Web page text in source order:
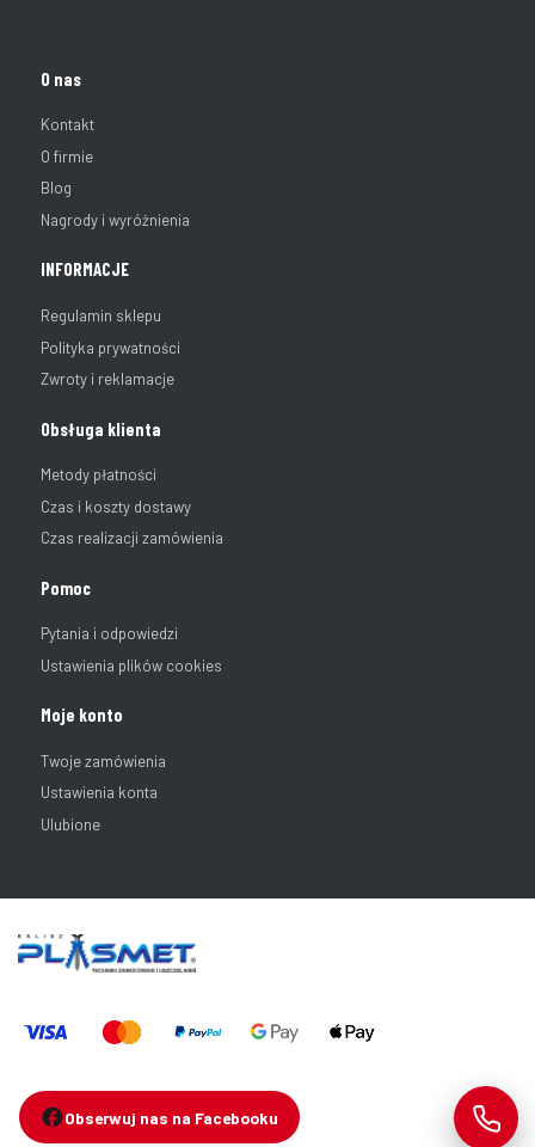
Linki w stopce
O nas
Kontakt
O firmie
Blog
Nagrody i wyróżnienia
INFORMACJE
Regulamin sklepu
Polityka prywatności
Zwroty i reklamacje
Obsługa klienta
Metody płatności
Czas i koszty dostawy
Czas realizacji zamówienia
Pomoc
Pytania i odpowiedzi
Ustawienia plików cookies
Moje konto
Twoje zamówienia
Ustawienia konta
Ulubione
Obserwuj nas na Facebooku